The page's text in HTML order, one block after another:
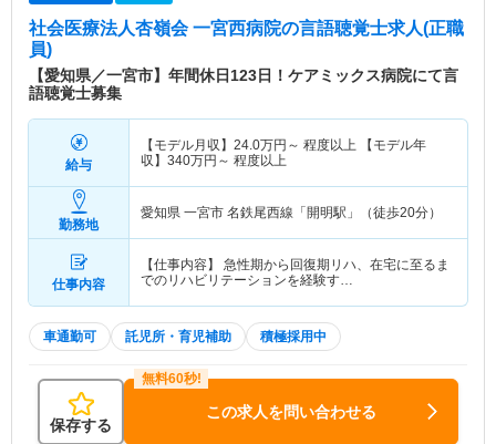
社会医療法人杏嶺会 一宮西病院の言語聴覚士求人(正職
員)
【愛知県／一宮市】年間休日123日！ケアミックス病院にて言
語聴覚士募集
給与
【モデル月収】 24.0万円～ 程度以上 【モデル年
収】 340万円～ 程度以上
勤務地
愛知県 一宮市 名鉄尾西線「開明駅」（徒歩20分）
仕事内容
【仕事内容】 急性期から回復期リハ、在宅に至るま
でのリハビリテーションを経験す…
車通勤可 託児所・育児補助 積極採用中
保存する
この求人を問い合わせる